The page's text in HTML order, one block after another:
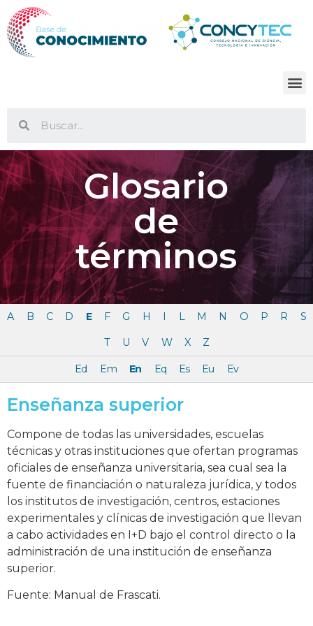
Glosario
de
términos
A B C D E F G H I L M N O P R S
T U V W X Z
Ed Em En Eq Es Eu Ev
Enseñanza superior
Compone de todas las universidades, escuelas
técnicas y otras instituciones que ofertan programas
oficiales de enseñanza universitaria, sea cual sea la
fuente de financiación o naturaleza jurídica, y todos
los institutos de investigación, centros, estaciones
experimentales y clínicas de investigación que llevan
a cabo actividades en I+D bajo el control directo o la
administración de una institución de enseñanza
superior.
Fuente: Manual de Frascati.